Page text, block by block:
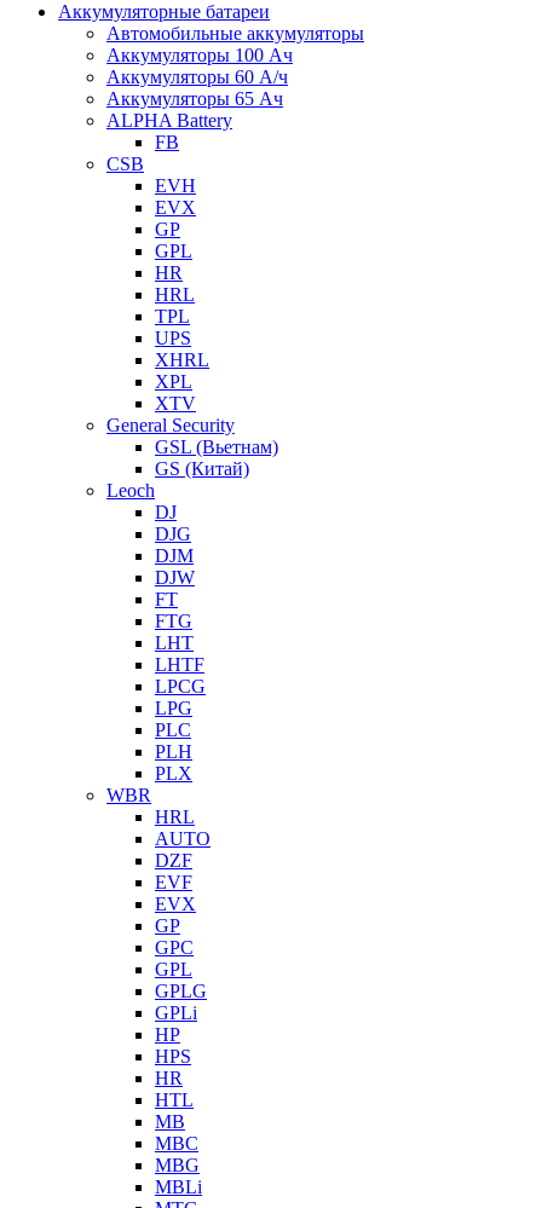
Аккумуляторные батареи
Автомобильные аккумуляторы
Аккумуляторы 100 Ач
Аккумуляторы 60 А/ч
Аккумуляторы 65 Ач
ALPHA Battery
FB
CSB
EVH
EVX
GP
GPL
HR
HRL
TPL
UPS
XHRL
XPL
XTV
General Security
GSL (Вьетнам)
GS (Китай)
Leoch
DJ
DJG
DJM
DJW
FT
FTG
LHT
LHTF
LPCG
LPG
PLC
PLH
PLX
WBR
HRL
AUTO
DZF
EVF
EVX
GP
GPC
GPL
GPLG
GPLi
HP
HPS
HR
HTL
MB
MBC
MBG
MBLi